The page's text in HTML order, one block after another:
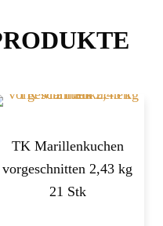
TK Marillenkuchen
vorgeschnitten 2,43 kg
21 Stk